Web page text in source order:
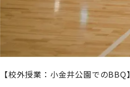
【校外授業：小金井公園でのBBQ】